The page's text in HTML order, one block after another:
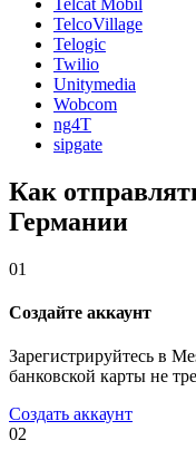
TelcoVillage
Telogic
Twilio
Unitymedia
Wobcom
ng4T
sipgate
Как
Германии
01
Создайте аккаунт
Зарегистрируйтесь в
банковской карты не
Создать аккаунт
02